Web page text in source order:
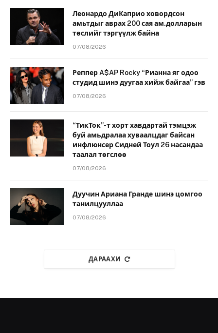
Леонардо ДиКаприо ховордсон
амьтдыг аврах 200 сая ам.долларын
төслийг тэргүүлж байна
07/08/2026
Реппер A$AP Rocky “Рианна яг одоо
студид шинэ дуугаа хийж байгаа” гэв
07/08/2026
“ТикТок”-т хорт хавдартай тэмцэж
буй амьдралаа хуваалцдаг байсан
инфлюнсер Сидней Тоул 26 насандаа
таалал төгслөө
07/08/2026
Дуучин Ариана Гранде шинэ цомгоо
танилцууллаа
07/08/2026
ДАРААХИ